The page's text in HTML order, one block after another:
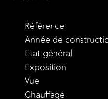
Référence
Année de
Etat général
Exposition
Vue
Chauffage